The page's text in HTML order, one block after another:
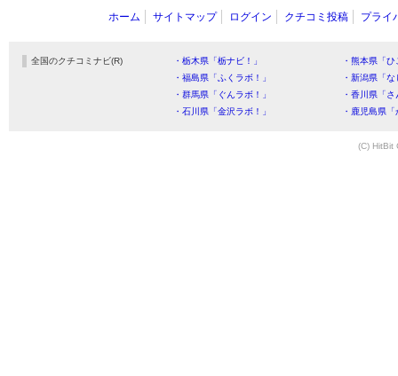
ホーム サイトマップ ログイン クチコミ投稿 プライ
全国のクチコミナビ(R) ・栃木県「栃ナビ！」
・熊本県「
・福島県「ふくラボ！」
・新潟県「
・群馬県「ぐんラボ！」
・香川県「
・石川県「金沢ラボ！」
・鹿児島県
(C) HitBit